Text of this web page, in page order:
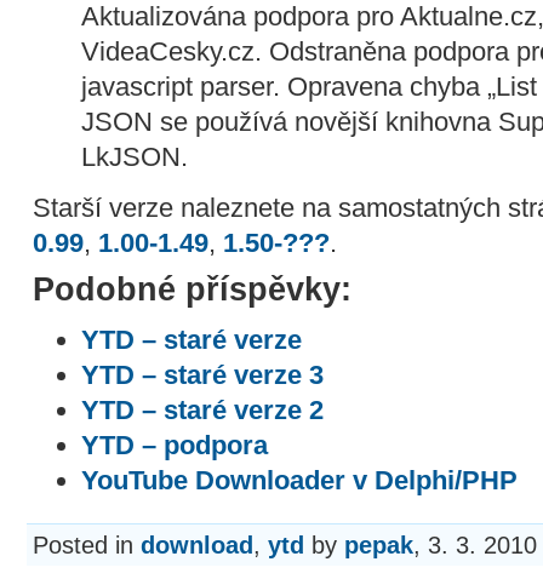
Aktualizována podpora pro
VideaCesky.cz. Odstraněna podpora
javascript parser. Opravena chyba
JSON se používá novější knihovna
LkJSON.
Starší verze naleznete na samostatných
0.99, 1.00-1.49, 1.50-???.
Podobné příspěvky:
YTD – staré verze
YTD – staré verze 3
YTD – staré verze 2
YTD – podpora
YouTube Downloader v Delphi/PHP
Posted in download, ytd by pepak, 3. 3. 2010